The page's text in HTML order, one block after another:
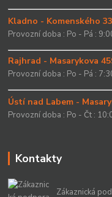
Kladno - Komenského
Provozní doba : Po - Pá :
Rajhrad - Masarykova
Provozní doba : Po - Pá :
Ústí nad Labem -
Provozní doba : Po - Čt :
Kontakty
Zákaznická